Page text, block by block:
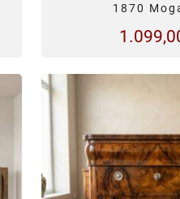
1870